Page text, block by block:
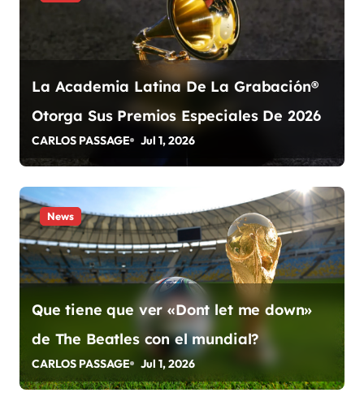
a
d
a
s
La Academia Latina De La Grabación®
Otorga Sus Premios Especiales De 2026
CARLOS PASSAGE Jul 1, 2026
News
Que tiene que ver «Dont let me down»
de The Beatles con el mundial?
CARLOS PASSAGE Jul 1, 2026